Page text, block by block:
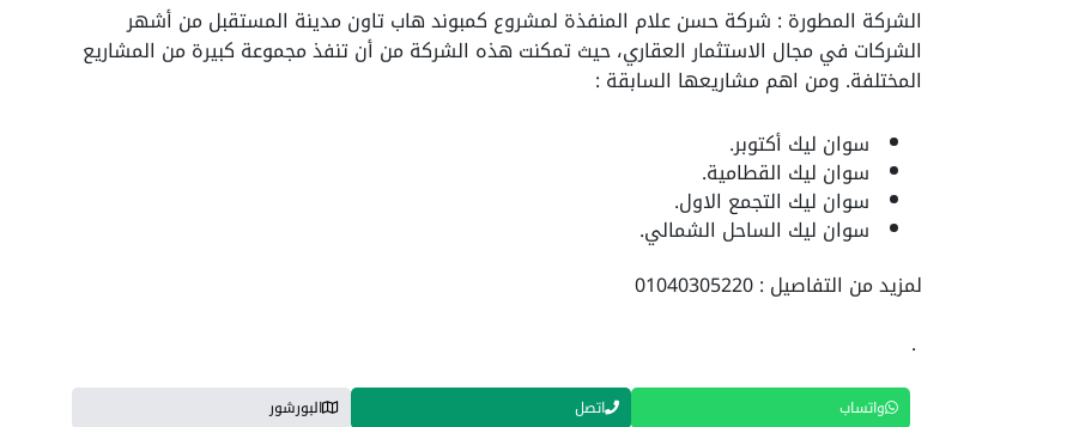
الشركة المطورة : شركة حسن علام المنفذة لمشروع كمبوند هاب تاون مدينة المستقبل من أشهر
الشركات في مجال الاستثمار العقاري، حيث تمكنت هذه الشركة من أن تنفذ مجموعة كبيرة من المشاريع
المختلفة. ومن اهم مشاريعها السابقة :
سوان ليك أكتوبر.
سوان ليك القطامية.
سوان ليك التجمع الاول.
سوان ليك الساحل الشمالي.
لمزيد من التفاصيل : 01040305220
.
واتساب اتصل البورشور